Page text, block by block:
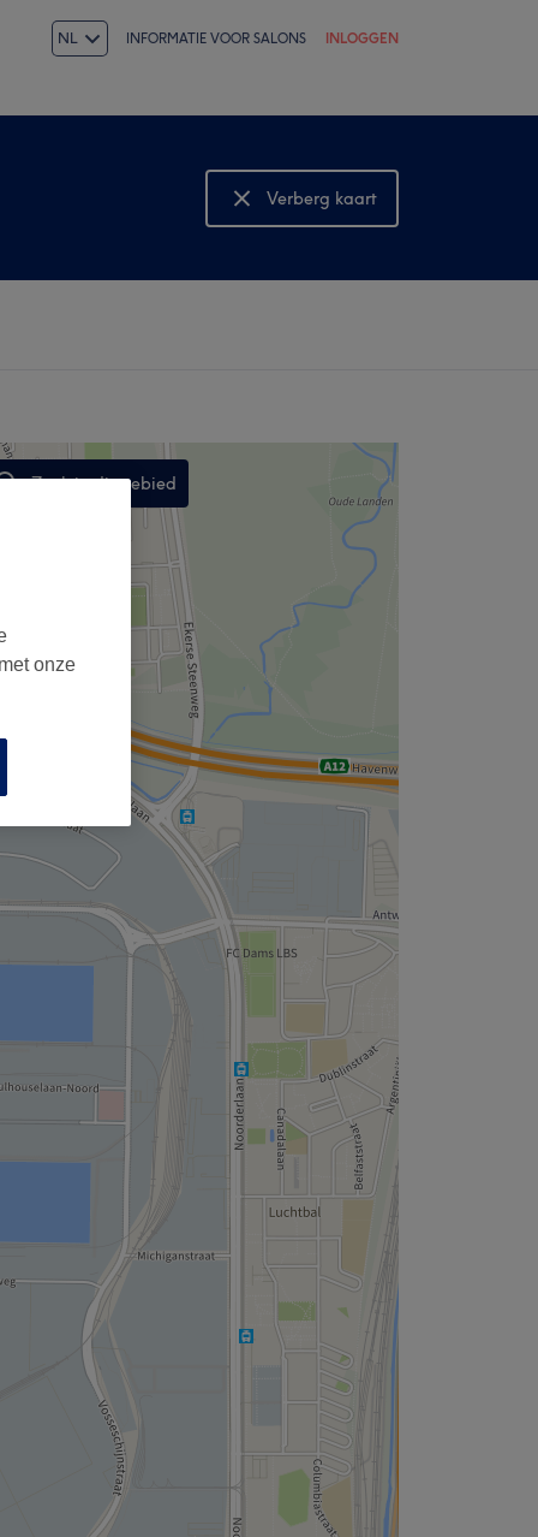
NL INFORMATIE VOOR SALONS INLOGGEN
Verberg kaart
Bekijk kaart
Zoek in dit gebied
onze